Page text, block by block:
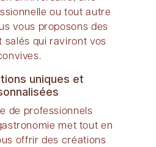
ou tout autre
vous proposons des
salés qui raviront vos
uniques et
de professionnels
met tout en
offrir des créations